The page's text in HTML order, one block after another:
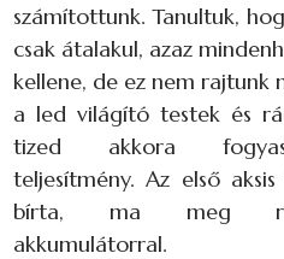
számítottunk. Tanultuk,
csak átalakul, azaz
kellene, de ez nem rajtunk
a led világító testek és
tized akkora
teljesítmény. Az első
bírta, ma meg
akkumulátorral.